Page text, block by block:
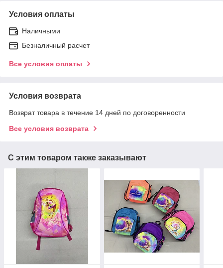
Условия оплаты
Наличными
Безналичный расчет
Все условия оплаты
Условия возврата
Возврат товара в течение 14 дней по договоренности
Все условия возврата
С этим товаром также заказывают